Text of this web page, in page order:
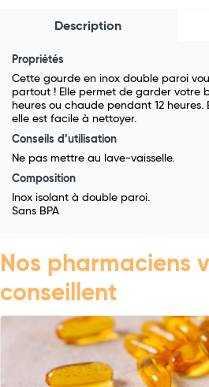
Description
Propriétés
Cette gourde en inox double paroi
partout ! Elle permet de garder votre
heures ou chaude pendant 12
elle est facile à nettoyer.
Conseils d’utilisation
Ne pas mettre au lave-vaisselle.
Composition
Inox isolant à double paroi.
Sans BPA
Nos pharmaciens
conseillent